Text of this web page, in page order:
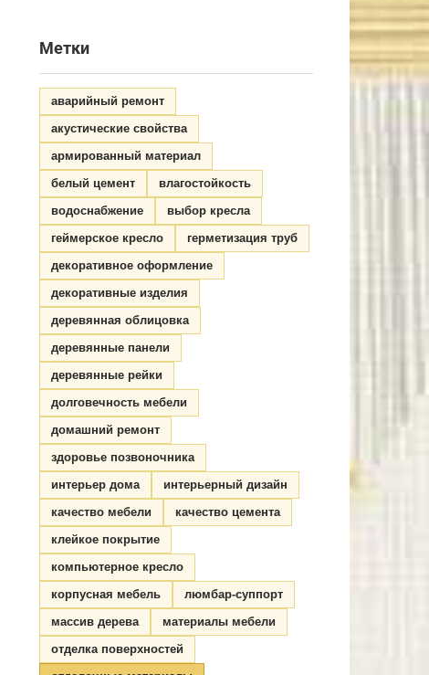
Метки
аварийный ремонт
акустические свойства
армированный материал
белый цемент
влагостойкость
водоснабжение
выбор кресла
геймерское кресло
герметизация труб
декоративное оформление
декоративные изделия
деревянная облицовка
деревянные панели
деревянные рейки
долговечность мебели
домашний ремонт
здоровье позвоночника
интерьер дома
интерьерный дизайн
качество мебели
качество цемента
клейкое покрытие
компьютерное кресло
корпусная мебель
люмбар-суппорт
массив дерева
материалы мебели
отделка поверхностей